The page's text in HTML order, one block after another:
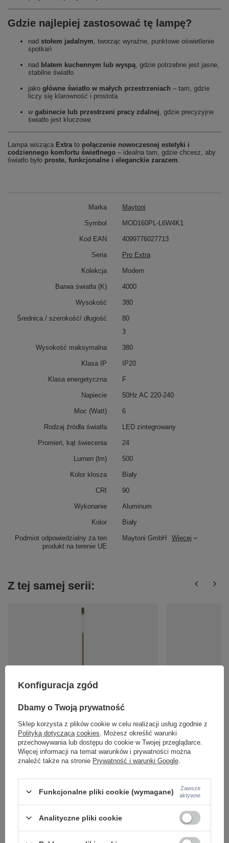
Gdzie najlepiej zastosować tę lampę?
nad stołem jadalnym, tworząc wyraźne, punktowe oświetlenie
spotkań
nad blatem kuchennym lub wyspą, gdzie potrzebne jest jasne,
stabilne światło
jako główne światło w małych przestrzeniach – tam, gdzie
liczy się klarowność i prostota
w gabinecie lub przestrzeni pracy zdalnej, gdzie precyzyjne
światło jest kluczowe
Lampa wisząca Extrato połączenie nowoczesnej estetyki i
codziennego komfortu świetlnego – idealna tam, gdzie chcesz, aby
światło było proste, funkcjonalne i eleganckie zarazem.
Marka Maytoni
Podmiot odpowiedzialny za ten
produkt na terenie UE
Maytoni GmbH Więcej
Symbol MOD160PL-L6W4K1
Kod EAN 4099776027713
Seria Pro Extra
Kolekcja Modern
Barwa światła (K) 4000
Wysokość 380
Średnica / szerokość/ długość
80
3
Wysokość maksymalna 380
Klasa IP IP20
Klasa energetyczna F
Napiecie 50Hz AC 220-240
Moc (Watt) 6
Rodzaj źródła światła LED zintegrowany
Promień, kąt świecenia 24
Lumen (lm) 500
Kolor klosza Biały
CRI 90
Wykonanie Aluminum
Kolor Biały
Z tej samej serii:
Złota wąska tuba LED 4000K z długim kablem Pro
369,00 zł / szt.
Najniższa cena z 30
369,00 zł -15%
Konfiguracja zgód
Dbamy o Twoją prywatność
Sklep korzysta z plików cookie w celu realizacji usług zgodnie z
Polityką dotyczącą cookies . Możesz określić warunki
przechowywania lub dostępu do cookie w Twojej przeglądarce.
Więcej informacji na temat warunków i prywatności można
znaleźć także na stronie Prywatność i warunki Google
Funkcjonalne pliki cookie (wymagane)
Zawsze
aktywne
Analityczne pliki cookie